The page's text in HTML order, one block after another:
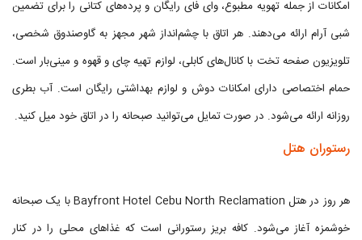
امکانات از جمله تهویه مطبوع، وای فای رایگان و پرده‌های کتانی را برای تضمین
شبی آرام ارائه می‌دهند. هر اتاق با چشم‌انداز شهر مجهز به گاوصندوق شخصی،
تلویزیون صفحه ‌تخت با کانال‌های کابلی، لوازم تهیه چای و قهوه و مینی‌بار است.
حمام اختصاصی دارای امکانات دوش و لوازم بهداشتی رایگان است. آب بطری
روزانه ارائه می‌شود. در صورت تمایل می‌توانید صبحانه را در اتاق خود میل کنید.
رستوران هتل
هر روز در هتل Bayfront Hotel Cebu North Reclamation با یک صبحانه
خوشمزه آغاز می‌شود. کافه بریز رستورانی است که غذاهای محلی را در کنار